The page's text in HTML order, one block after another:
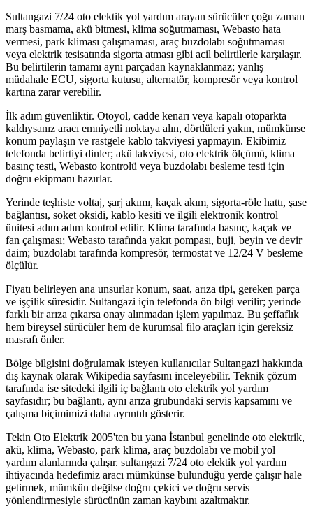
Sultangazi 7/24 oto elektik yol yardım arayan sürücüler çoğu zaman
marş basmama, akü bitmesi, klima soğutmaması, Webasto hata
vermesi, park kliması çalışmaması, araç buzdolabı soğutmaması
veya elektrik tesisatında sigorta atması gibi acil belirtilerle karşılaşır.
Bu belirtilerin tamamı aynı parçadan kaynaklanmaz; yanlış
müdahale ECU, sigorta kutusu, alternatör, kompresör veya kontrol
kartına zarar verebilir.
İlk adım güvenliktir. Otoyol, cadde kenarı veya kapalı otoparkta
kaldıysanız aracı emniyetli noktaya alın, dörtlüleri yakın, mümkünse
konum paylaşın ve rastgele kablo takviyesi yapmayın. Ekibimiz
telefonda belirtiyi dinler; akü takviyesi, oto elektrik ölçümü, klima
basınç testi, Webasto kontrolü veya buzdolabı besleme testi için
doğru ekipmanı hazırlar.
Yerinde teşhiste voltaj, şarj akımı, kaçak akım, sigorta-röle hattı, şase
bağlantısı, soket oksidi, kablo kesiti ve ilgili elektronik kontrol
ünitesi adım adım kontrol edilir. Klima tarafında basınç, kaçak ve
fan çalışması; Webasto tarafında yakıt pompası, buji, beyin ve devir
daim; buzdolabı tarafında kompresör, termostat ve 12/24 V besleme
ölçülür.
Fiyatı belirleyen ana unsurlar konum, saat, arıza tipi, gereken parça
ve işçilik süresidir. Sultangazi için telefonda ön bilgi verilir; yerinde
farklı bir arıza çıkarsa onay alınmadan işlem yapılmaz. Bu şeffaflık
hem bireysel sürücüler hem de kurumsal filo araçları için gereksiz
masrafı önler.
Bölge bilgisini doğrulamak isteyen kullanıcılar Sultangazi hakkında
dış kaynak olarak Wikipedia sayfasını inceleyebilir. Teknik çözüm
tarafında ise sitedeki ilgili iç bağlantı oto elektrik yol yardım
sayfasıdır; bu bağlantı, aynı arıza grubundaki servis kapsamını ve
çalışma biçimimizi daha ayrıntılı gösterir.
Tekin Oto Elektrik 2005'ten bu yana İstanbul genelinde oto elektrik,
akü, klima, Webasto, park klima, araç buzdolabı ve mobil yol
yardım alanlarında çalışır. sultangazi 7/24 oto elektik yol yardım
ihtiyacında hedefimiz aracı mümkünse bulunduğu yerde çalışır hale
getirmek, mümkün değilse doğru çekici ve doğru servis
yönlendirmesiyle sürücünün zaman kaybını azaltmaktır.